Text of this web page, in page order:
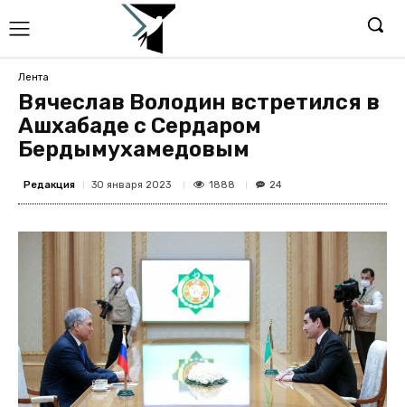
Лента
Вячеслав Володин встретился в
Ашхабаде с Сердаром
Бердымухамедовым
Редакция 30 января 2023 1888 24